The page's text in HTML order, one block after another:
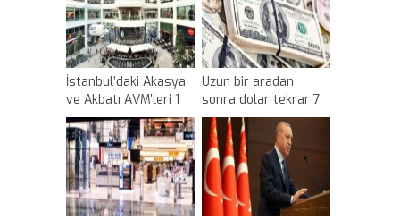
İstanbul’daki Akasya
ve Akbatı AVM’leri 1
Haziran’da açılacak
Uzun bir aradan
sonra dolar tekrar 7
liranın üstüne çıktı